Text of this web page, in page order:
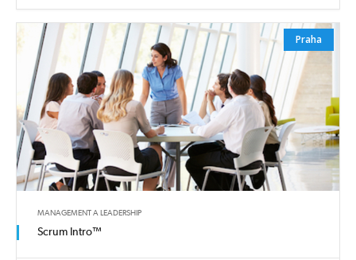
Praha
MANAGEMENT A LEADERSHIP
Scrum Intro™